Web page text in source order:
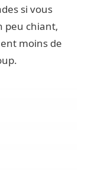
si vous
peu chiant,
moins de